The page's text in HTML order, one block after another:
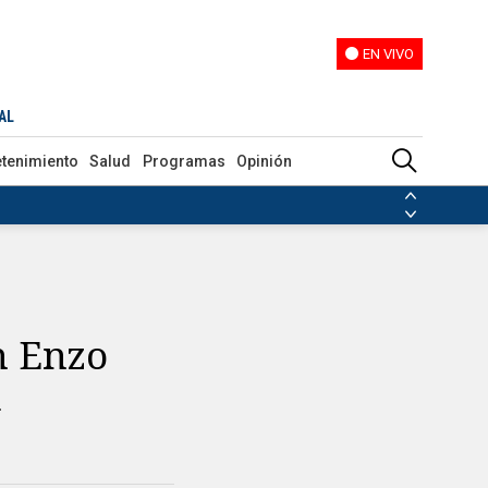
EN VIVO
Salud Programas Opinión
Enzo